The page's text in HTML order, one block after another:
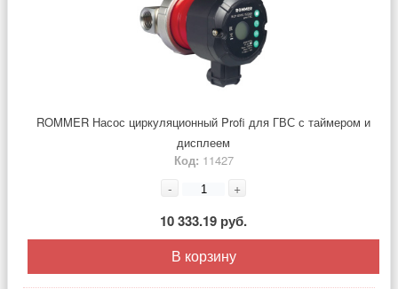
ROMMER Насос циркуляционный Profi для ГВС с таймером и
дисплеем
Код: 11427
- +
10 333.19 руб.
В корзину